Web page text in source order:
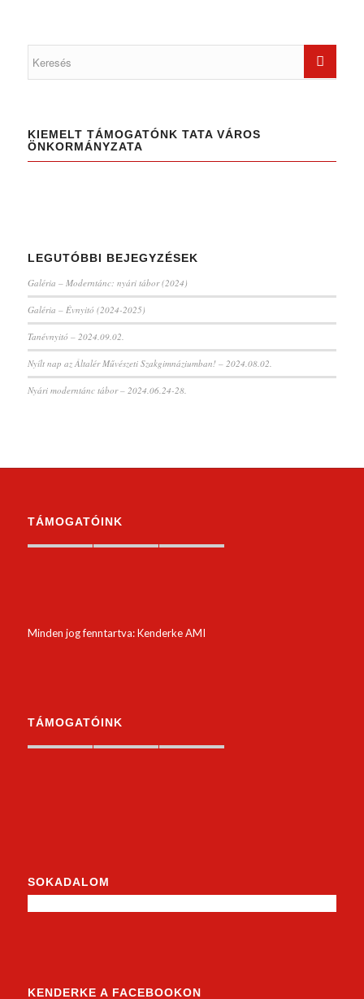
KIEMELT TÁMOGATÓNK TATA VÁROS
ÖNKORMÁNYZATA
LEGUTÓBBI BEJEGYZÉSEK
Galéria – Moderntánc: nyári tábor (2024)
Galéria – Évnyitó (2024-2025)
Tanévnyitó – 2024.09.02.
Nyílt nap az Általér Művészeti Szakgimnáziumban! – 2024.08.02.
Nyári moderntánc tábor – 2024.06.24-28.
TÁMOGATÓINK
Minden jog fenntartva: Kenderke AMI
TÁMOGATÓINK
SOKADALOM
KENDERKE A FACEBOOKON